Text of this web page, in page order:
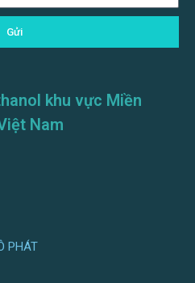
Gửi
khu vực Miền
Nam
PHÁT